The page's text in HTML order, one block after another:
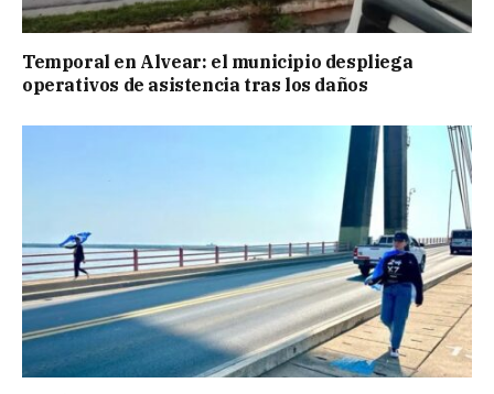
Temporal en Alvear: el municipio despliega
operativos de asistencia tras los daños